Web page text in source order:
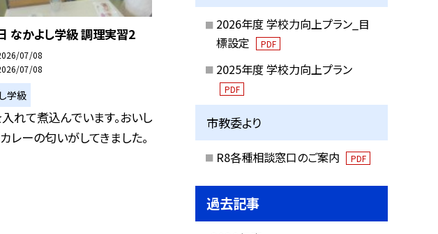
なかよし学級 調理実習2
07/08
07/08
学級
れて煮込んでいます。おいし
レーの匂いがしてきました。
2026年度 学校力向上プラン_目
標設定
PDF
2025年度 学校力向上プラン
PDF
市教委より
R8各種相談窓口のご案内 PDF
過去記事